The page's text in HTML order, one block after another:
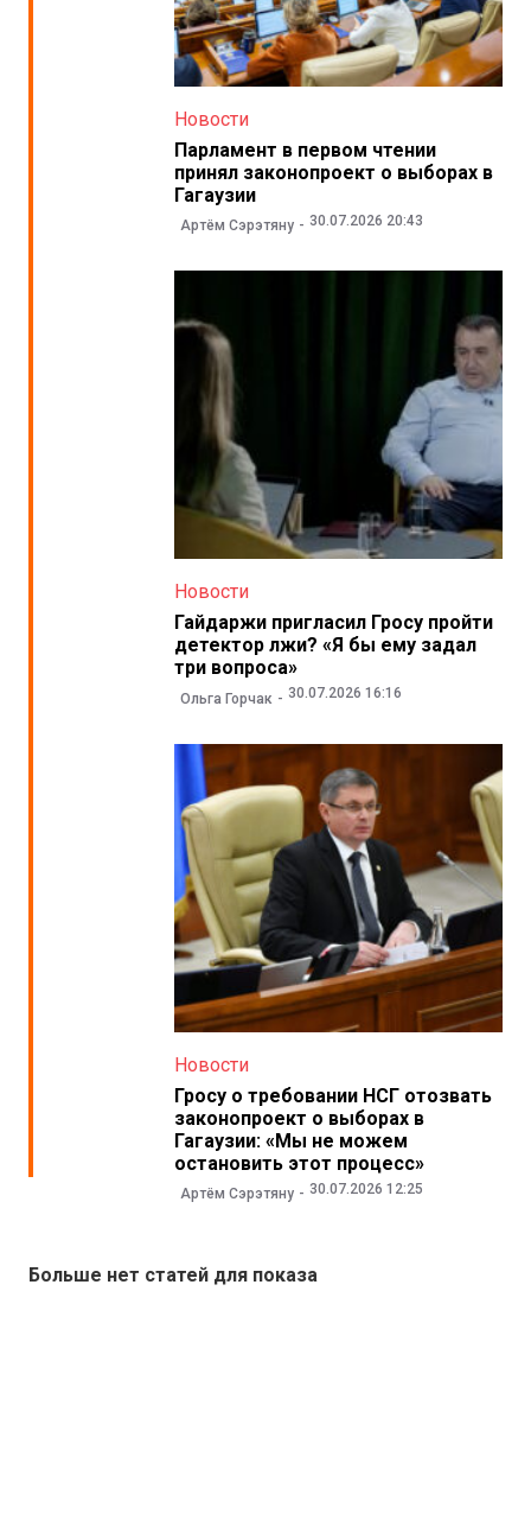
Новости
Парламент в первом чтении
принял законопроект о выборах в
Гагаузии
Артём Сэрэтяну 30.07.2026 20:43
Новости
Гайдаржи пригласил Гросу пройти
детектор лжи? «Я бы ему задал
три вопроса»
Ольга Горчак 30.07.2026 16:16
Новости
Гросу о требовании НСГ отозвать
законопроект о выборах в
Гагаузии: «Мы не можем
остановить этот процесс»
Артём Сэрэтяну 30.07.2026 12:25
Больше нет статей для показа